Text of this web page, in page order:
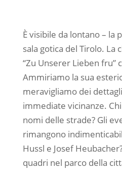
È visibile da lontano – la
sala gotica del Tirolo. La
“Zu Unserer Lieben fru”
Ammiriamo la sua
meravigliamo dei
immediate vicinanze.
nomi delle strade? Gli
rimangono
Hussl e Josef
quadri nel parco della